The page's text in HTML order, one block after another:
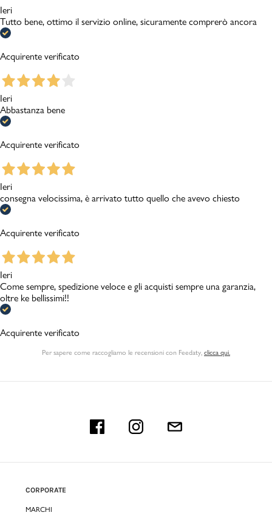
Ieri
Tutto bene, ottimo il servizio online, sicuramente comprerò ancora
Acquirente verificato
Ieri
Abbastanza bene
Acquirente verificato
Ieri
consegna velocissima, è arrivato tutto quello che avevo chiesto
Acquirente verificato
Ieri
Come sempre, spedizione veloce e gli acquisti sempre una garanzia,
oltre ke bellissimi!!
Acquirente verificato
Per sapere come raccogliamo le recensioni con Feedaty, clicca qui.
CORPORATE
MARCHI